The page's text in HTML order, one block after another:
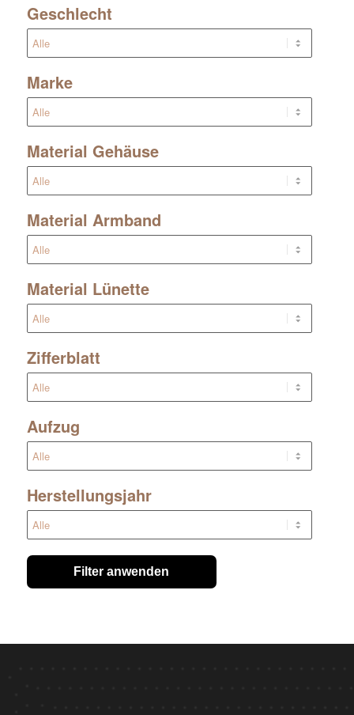
Geschlecht
Marke
Material Gehäuse
Material Armband
Material Lünette
Zifferblatt
Aufzug
Herstellungsjahr
Filter anwenden